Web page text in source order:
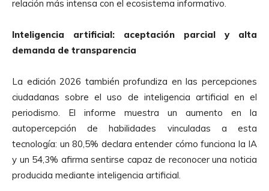
relación más intensa con el ecosistema informativo.
Inteligencia artificial: aceptación parcial y alta
demanda de transparencia
La edición 2026 también profundiza en las percepciones
ciudadanas sobre el uso de inteligencia artificial en el
periodismo. El informe muestra un aumento en la
autopercepción de habilidades vinculadas a esta
tecnología: un 80,5% declara entender cómo funciona la IA
y un 54,3% afirma sentirse capaz de reconocer una noticia
producida mediante inteligencia artificial.